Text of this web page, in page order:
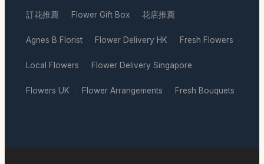
訂花推薦 · Flower Gift Box · 花店推薦 ·
Agnes B Florist · Flower Delivery HK · Fresh Flowers ·
Local Flowers · Flower Delivery Singapore ·
Flowers UK · Flower Arrangements · Fresh Bouquets